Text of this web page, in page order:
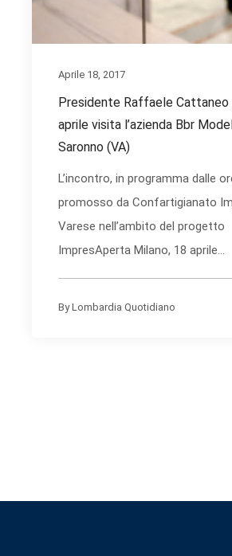
Aprile 18, 2017
Presidente Raffaele Cattaneo
aprile visita l’azienda Bbr
Saronno (VA)
L’incontro, in programma dalle
promosso da Confartigianato
Varese nell’ambito del progetto
ImpresAperta Milano, 18 aprile...
ByLombardia Quotidiano